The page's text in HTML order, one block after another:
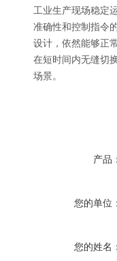
工业生产现场稳定
准确性和控制指令
设计，依然能够正
在短时间内无缝切
场景。
产品
您的单位
您的姓名